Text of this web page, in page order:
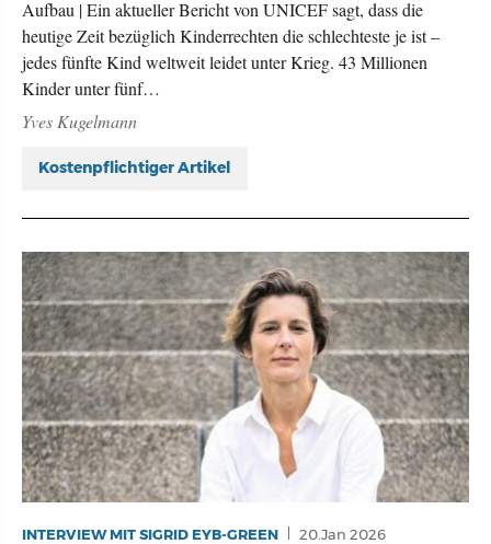
Aufbau | Ein aktueller Bericht von UNICEF sagt, dass die
heutige Zeit bezüglich Kinderrechten die schlechteste je ist –
jedes fünfte Kind weltweit leidet unter Krieg. 43 Millionen
Kinder unter fünf…
Yves Kugelmann
Kostenpflichtiger Artikel
INTERVIEW MIT SIGRID EYB-GREEN 20.Jan 2026